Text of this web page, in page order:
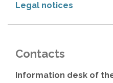
Legal notices
Contacts
Information desk of